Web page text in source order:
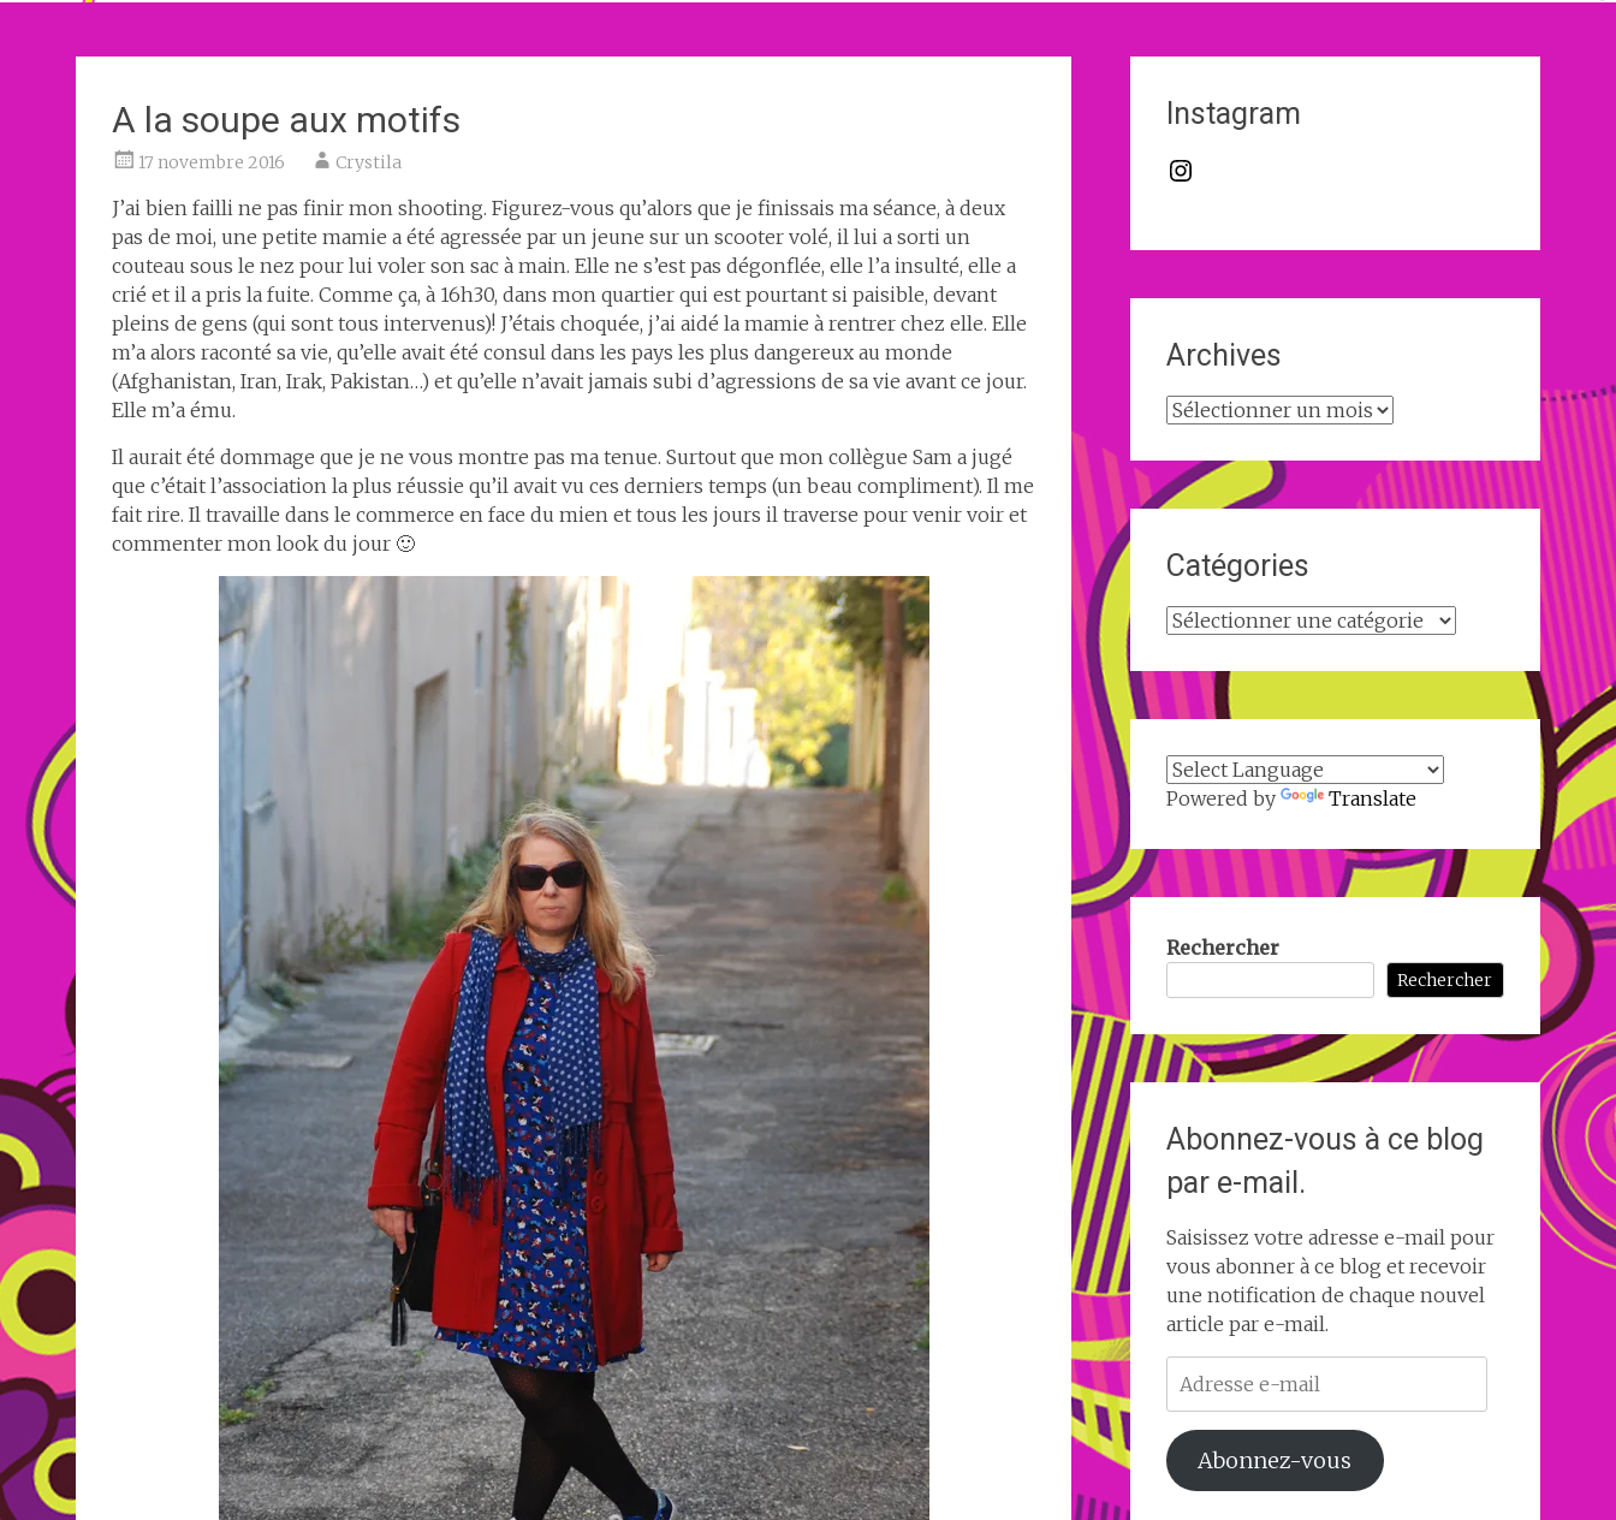
A la soupe aux motifs
17 novembre 2016 Crystila
J’ai bien failli ne pas finir mon shooting. Figurez-vous qu’alors que je finissais ma séance, à deux
pas de moi, une petite mamie a été agressée par un jeune sur un scooter volé, il lui a sorti un
couteau sous le nez pour lui voler son sac à main. Elle ne s’est pas dégonflée, elle l’a insulté, elle a
crié et il a pris la fuite. Comme ça, à 16h30, dans mon quartier qui est pourtant si paisible, devant
pleins de gens (qui sont tous intervenus)! J’étais choquée, j’ai aidé la mamie à rentrer chez elle. Elle
m’a alors raconté sa vie, qu’elle avait été consul dans les pays les plus dangereux au monde
(Afghanistan, Iran, Irak, Pakistan…) et qu’elle n’avait jamais subi d’agressions de sa vie avant ce jour.
Elle m’a ému.
Il aurait été dommage que je ne vous montre pas ma tenue. Surtout que mon collègue Sam a jugé
que c’était l’association la plus réussie qu’il avait vu ces derniers temps (un beau compliment). Il me
fait rire. Il travaille dans le commerce en face du mien et tous les jours il traverse pour venir voir et
commenter mon look du jour 🙂
Instagram
Instagram
Archives
Archives
Catégories
Catégories
Powered by Translate
Rechercher
Rechercher
Abonnez-vous à ce blog
par e-mail.
Saisissez votre adresse e-mail pour
vous abonner à ce blog et recevoir
une notification de chaque nouvel
article par e-mail.
Adresse
e-
mail
Abonnez-vous